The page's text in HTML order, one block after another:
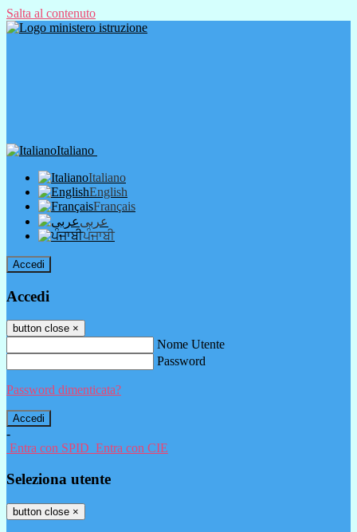
Salta al contenuto
Italiano
Italiano
English
Français
عربى
ਪੰਜਾਬੀ
Accedi
Accedi
button close ×
Nome Utente
Password
Password dimenticata?
-
Entra con SPID Entra con CIE
Seleziona utente
button close ×